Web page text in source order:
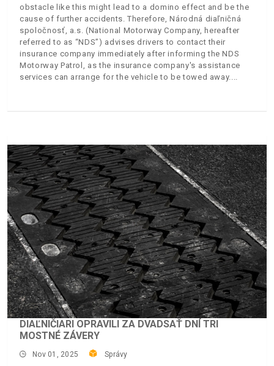
obstacle like this might lead to a domino effect and be the
cause of further accidents. Therefore, Národná diaľničná
spoločnosť, a.s. (National Motorway Company, hereafter
referred to as “NDS”) advises drivers to contact their
insurance company immediately after informing the NDS
Motorway Patrol, as the insurance company's assistance
services can arrange for the vehicle to be towed away.
DIAĽNIČIARI OPRAVILI ZA DVADSAŤ DNÍ TRI
MOSTNÉ ZÁVERY
Nov 01, 2025 Správy